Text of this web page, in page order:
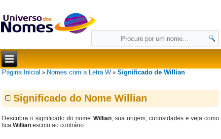
Página Inicial » Nomes com a Letra W »Significado de Willian
Significado do Nome Willian
Descubra o significado do nome Willian, sua origem, curiosidades e veja como
ficaWillian escrito ao contrário.